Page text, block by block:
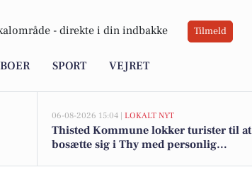
- direkte i din indbakke Tilmeld
SPORT VEJRET
06-08-2026 15:04 | LOKALT NYT
Thisted Kommune lokker turister til at
bosætte sig i Thy med personlig